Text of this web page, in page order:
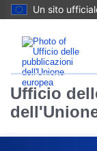
Un sito
Ufficio